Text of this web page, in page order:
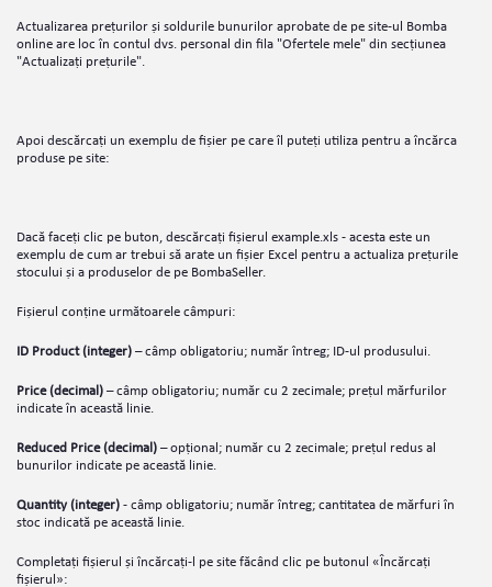
Actualizarea prețurilor și soldurile bunurilor aprobate de pe site-ul Bomba
online are loc în contul dvs. personal din fila "Ofertele mele" din secțiunea
"Actualizați prețurile".
Apoi descărcați un exemplu de fișier pe care îl puteți utiliza pentru a încărca
produse pe site:
Dacă faceți clic pe buton, descărcați fișierul example.xls - acesta este un
exemplu de cum ar trebui să arate un fișier Excel pentru a actualiza prețurile
stocului și a produselor de pe BombaSeller.
Fișierul conține următoarele câmpuri:
ID Product (integer) – câmp obligatoriu; număr întreg; ID-ul produsului.
Price (decimal) – câmp obligatoriu; număr cu 2 zecimale; prețul mărfurilor
indicate în această linie.
Reduced Price (decimal) – opțional; număr cu 2 zecimale; prețul redus al
bunurilor indicate pe această linie.
Quantity (integer) - câmp obligatoriu; număr întreg; cantitatea de mărfuri în
stoc indicată pe această linie.
Completați fișierul și încărcați-l pe site făcând clic pe butonul «Încărcați
fișierul»: